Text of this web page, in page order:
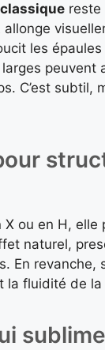
reste
allonge
les épaules
peuvent
C’est subtil,
ou en H, elle
naturel,
En revanche,
la fluidité de la